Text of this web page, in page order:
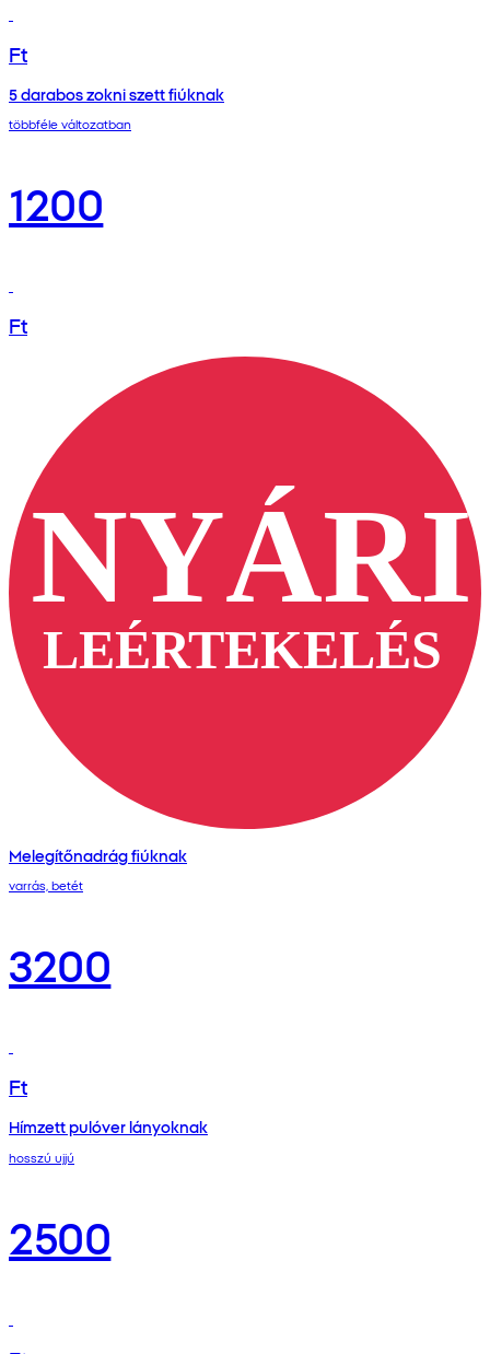
Ft
5 darabos zokni szett fiúknak
többféle változatban
1200
Ft
Melegítőnadrág fiúknak
varrás, betét
3200
Ft
Hímzett pulóver lányoknak
hosszú ujjú
2500